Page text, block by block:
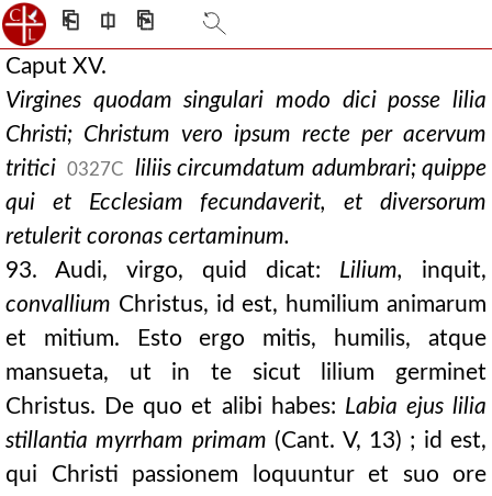
⎗ ⎅ ⎘
Caput XV.
Virgines quodam singulari modo dici posse lilia
Christi; Christum vero ipsum recte per acervum
tritici
0327C
liliis circumdatum adumbrari; quippe
qui et Ecclesiam fecundaverit, et diversorum
retulerit coronas certaminum.
93. Audi, virgo, quid dicat: Lilium, inquit,
convallium Christus, id est, humilium animarum
et mitium. Esto ergo mitis, humilis, atque
mansueta, ut in te sicut lilium germinet
Christus. De quo et alibi habes: Labia ejus lilia
stillantia myrrham primam (Cant. V, 13) ; id est,
qui Christi passionem loquuntur et suo ore